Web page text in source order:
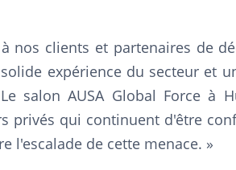
nos clients et partenaires de
expérience du secteur et
salon AUSA Global Force à
privés qui continuent d'être
l'escalade de cette menace. »